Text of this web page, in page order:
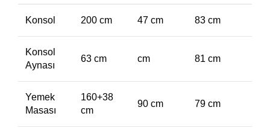
Konsol 200 cm 47 cm 83 cm
Konsol
Aynası
63 cm cm 81 cm
Yemek
Masası
160+38
cm
90 cm 79 cm